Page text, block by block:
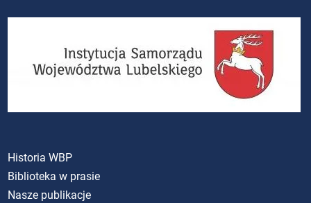
Historia WBP
Biblioteka w prasie
Nasze publikacje